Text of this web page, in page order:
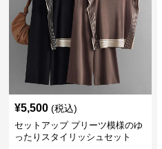
¥5,500 (税込)
セットアップ プリーツ模様のゆ
ったりスタイリッシュセット